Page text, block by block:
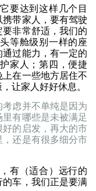
要达到这样几个目
带家人，要有驾驶
非常舒适，我们的
等舱级别一样的座
过能力，有一定的
家人；第四，便捷
在一些地方居住不
让家人好好休息。
虑并不单纯是因为
有哪些是未被满足
的启发，再大的市
还是有很多细分市
有（适合）远行的
车，我们正是要满